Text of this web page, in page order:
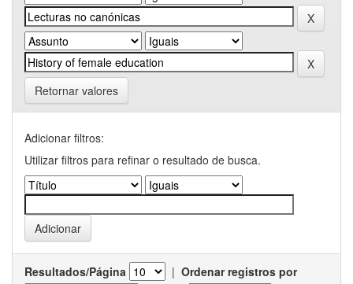
Retornar valores
Adicionar filtros:
Utilizar filtros para refinar o resultado de busca.
Resultados/Página | Ordenar registros por